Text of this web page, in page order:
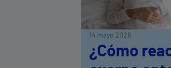
14 mayo 2026
¿Cómo